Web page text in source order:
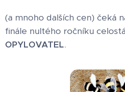
(a mnoho dalších cen) čeká
finále nultého ročníku
OPYLOVATEL.